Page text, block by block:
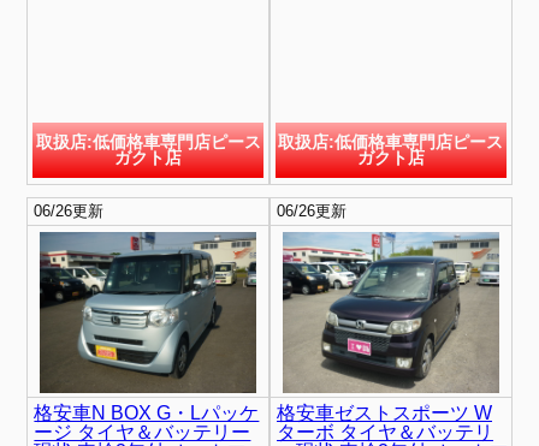
取扱店:低価格車専門店ピース
ガクト店
取扱店:低価格車専門店ピース
ガクト店
06/26更新
格安車N BOX G・Lパッケ
ージ タイヤ＆バッテリー
06/26更新
格安車ゼストスポーツ W
ターボ タイヤ＆バッテリ